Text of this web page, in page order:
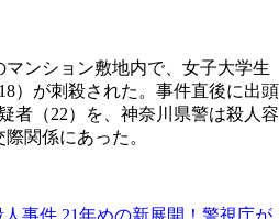
ンション敷地内で、女子大学生
）が刺殺された。事件直後に出頭
者（22）を、神奈川県警は殺人容
関係にあった。
人事件 21年めの新展開！警視庁が